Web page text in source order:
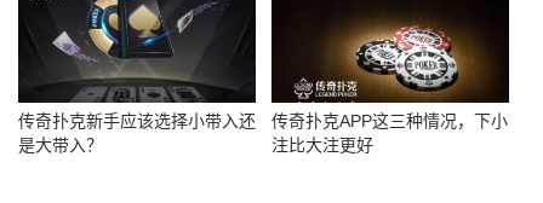
传奇扑克新手应该选择小带入还
是大带入？
传奇扑克APP这三种情况，下小
注比大注更好